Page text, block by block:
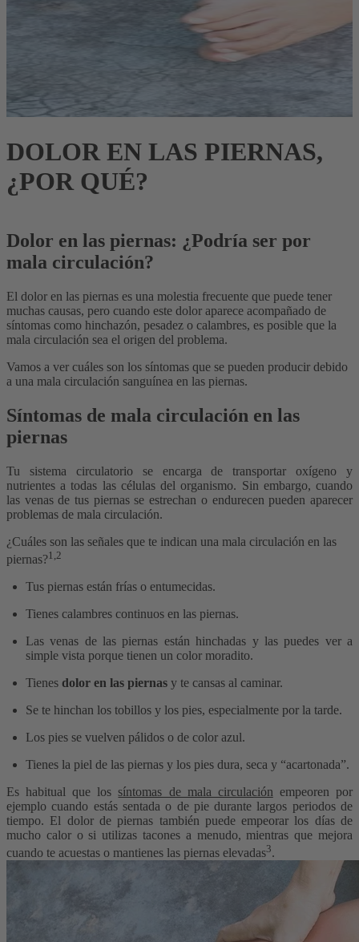
DOLOR EN LAS PIERNAS,
¿POR QUÉ?
Dolor en las piernas: ¿Podría ser por
mala circulación?
El dolor en las piernas es una molestia frecuente que puede tener
muchas causas, pero cuando este dolor aparece acompañado de
síntomas como hinchazón, pesadez o calambres, es posible que la
mala circulación sea el origen del problema.
Vamos a ver cuáles son los síntomas que se pueden producir debido
a una mala circulación sanguínea en las piernas.
Síntomas de mala circulación en las
piernas
Tu sistema circulatorio se encarga de transportar oxígeno y
nutrientes a todas las células del organismo. Sin embargo, cuando
las venas de tus piernas se estrechan o endurecen pueden aparecer
problemas de mala circulación.
¿Cuáles son las señales que te indican una mala circulación en las
piernas?1,2
Tus piernas están frías o entumecidas.
Tienes calambres continuos en las piernas.
Las venas de las piernas están hinchadas y las puedes ver a
simple vista porque tienen un color moradito.
Tienes dolor en las piernas y te cansas al caminar.
Se te hinchan los tobillos y los pies, especialmente por la tarde.
Los pies se vuelven pálidos o de color azul.
Tienes la piel de las piernas y los pies dura, seca y “acartonada”.
Es habitual que lossíntomas de mala circulación empeoren por
ejemplo cuando estás sentada o de pie durante largos periodos de
tiempo. El dolor de piernas también puede empeorar los días de
mucho calor o si utilizas tacones a menudo, mientras que mejora
cuando te acuestas o mantienes las piernas elevadas3.